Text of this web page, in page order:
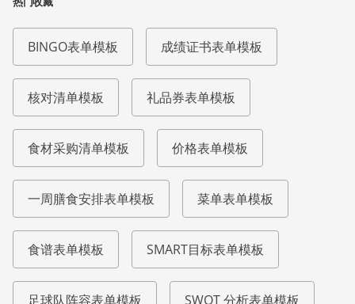
BINGO表单模板 成绩证书表单模板
核对清单模板 礼品券表单模板
食材采购清单模板 价格表单模板
一周膳食安排表单模板 菜单表单模板
食谱表单模板 SMART目标表单模板
足球队阵容表单模板 SWOT 分析表单模板